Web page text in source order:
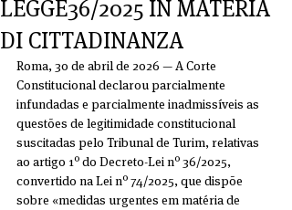
LEGGE36/2025 IN MATERIA
DI CITTADINANZA
Roma, 30 de abril de 2026 — A Corte
Constitucional declarou parcialmente
infundadas e parcialmente inadmissíveis as
questões de legitimidade constitucional
suscitadas pelo Tribunal de Turim, relativas
ao artigo 1º do Decreto-Lei nº 36/2025,
convertido na Lei nº 74/2025, que dispõe
sobre «medidas urgentes em matéria de